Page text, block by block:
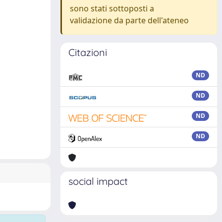
sono stati sottoposti a
validazione da parte dell'ateneo
Citazioni
ND
ND
ND
ND
social impact